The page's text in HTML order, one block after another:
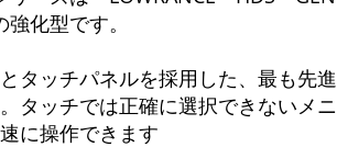
化型です。
タッチパネルを採用した、最も先進
タッチでは正確に選択できないメニ
に操作できます